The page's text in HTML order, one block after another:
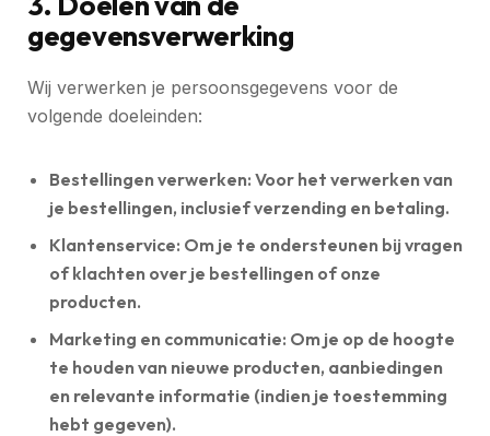
gegevensverwerking
Wij verwerken je persoonsgegevens voor de
volgende doeleinden:
Bestellingen verwerken: Voor het verwerken van
je bestellingen, inclusief verzending en betaling.
Klantenservice: Om je te ondersteunen bij vragen
of klachten over je bestellingen of onze
producten.
Marketing en communicatie: Om je op de hoogte
te houden van nieuwe producten, aanbiedingen
en relevante informatie (indien je toestemming
hebt gegeven).